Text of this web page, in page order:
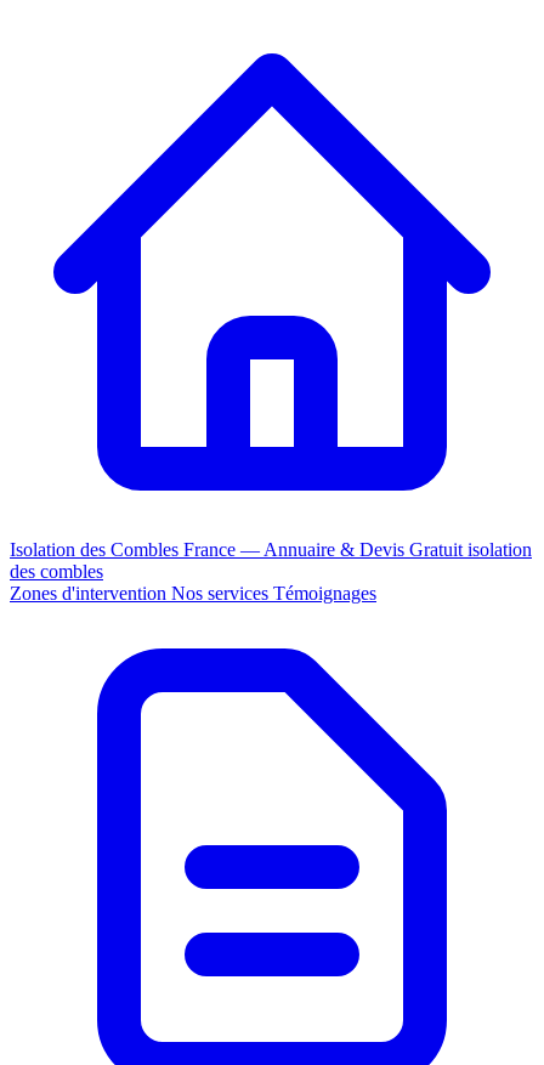
Isolation des Combles France — Annuaire & Devis Gratuit isolation
des combles
Zones d'intervention Nos services Témoignages